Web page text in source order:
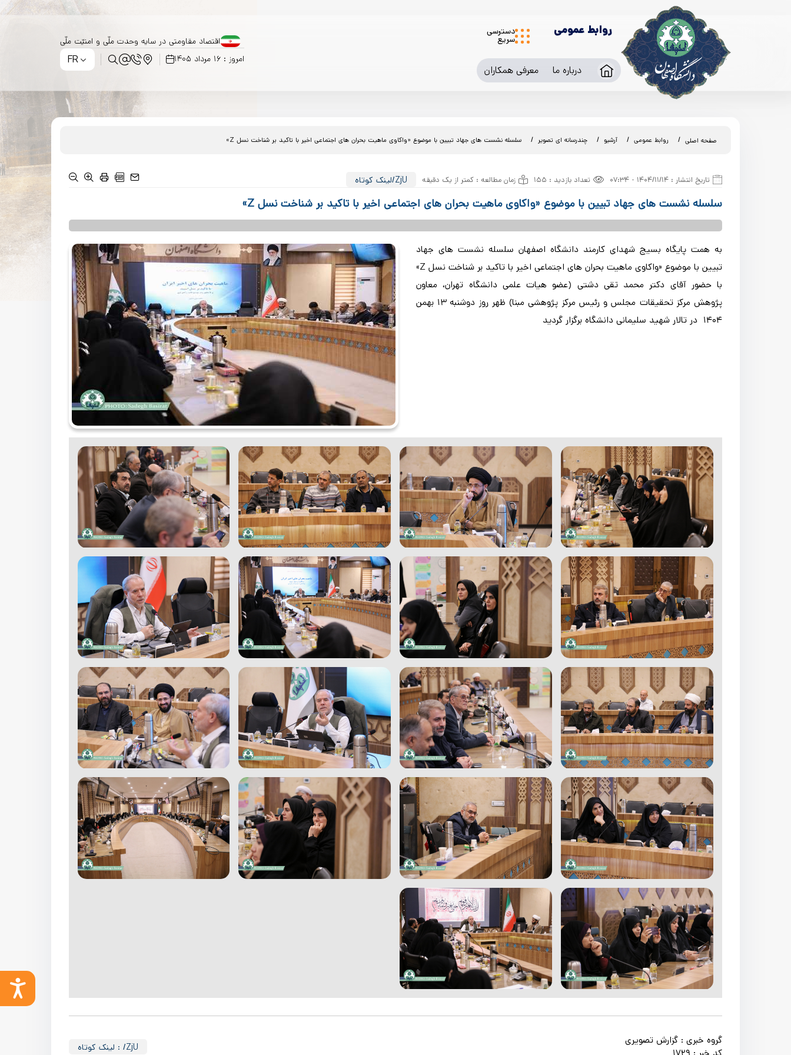
روابط عمومی دسترسی
سریع
درباره ما معرفی همکاران
اقتصاد مقاومتی در سایه وحدت ملّی و امنیّت ملّی
FR امروز : 16 مرداد 1405
صفحه اصلی روابط عمومی آرشیو چندرسانه ای تصویر سلسله نشست های جهاد تبیین با موضوع «واکاوی ماهیت بحران های اجتماعی اخیر با تاکید بر شناخت نسل Z»
تاریخ انتشار : 1404/11/14 - 07:34 تعداد بازدید : 155 زمان مطالعه : کمتر از یک دقیقه لینک کوتاه/ZjU
سلسله نشست های جهاد تبیین با موضوع «واکاوی ماهیت بحران های اجتماعی اخیر با تاکید بر شناخت نسل Z»
به همت پایگاه بسیج شهدای کارمند دانشگاه اصفهان سلسله نشست های جهاد
تبیین با موضوع «واکاوی ماهیت بحران های اجتماعی اخیر با تاکید بر شناخت نسل Z»
با حضور آقای دکتر محمد تقی دشتی (عضو هیات علمی دانشگاه تهران، معاون
پژوهش مرکز تحقیقات مجلس و رئیس مرکز پژوهشی مبنا) ظهر روز دوشنبه 13 بهمن
1404 در تالار شهید سلیمانی دانشگاه برگزار گردید
گروه خبری : گزارش تصویری
لینک کوتاه : /ZjU